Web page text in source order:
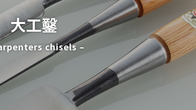
大工鑿
chisels –